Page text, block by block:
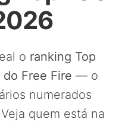
o ranking Top
Free Fire — o
numerados
quem está na